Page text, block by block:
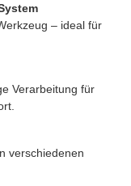
– ideal für
Verarbeitung für
verschiedenen